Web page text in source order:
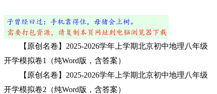
【原创名卷】2025-2026学年上学期北京初中地理八年级
开学模拟卷1（纯Word版，含答案）
【原创名卷】2025-2026学年上学期北京初中地理八年级
开学模拟卷2（纯Word版，含答案）